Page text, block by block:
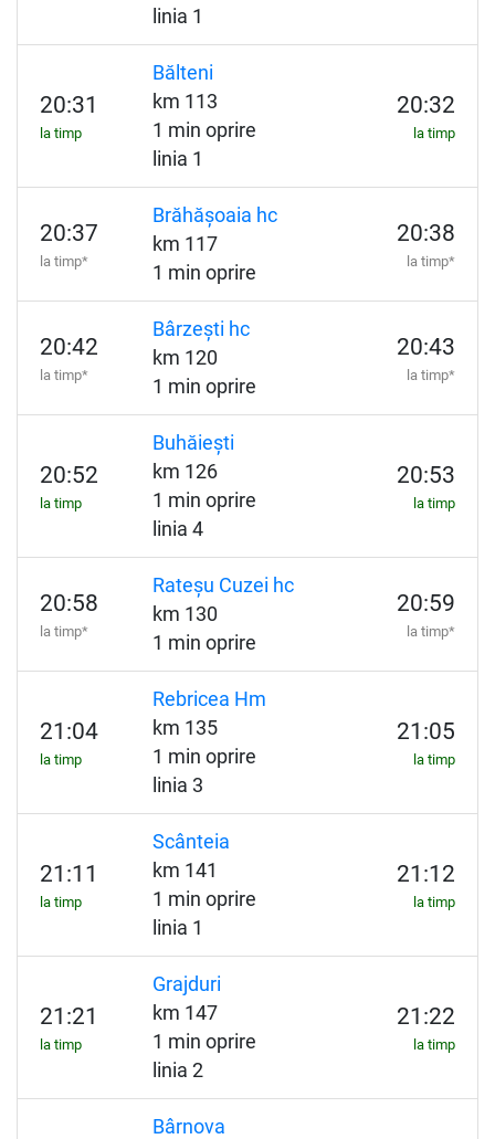
linia 1
20:31
la timp
Bălteni
km 113
1 min oprire
linia 1
20:32
la timp
20:37
la timp*
Brăhășoaia hc
km 117
1 min oprire
20:38
la timp*
20:42
la timp*
Bârzești hc
km 120
1 min oprire
20:43
la timp*
20:52
la timp
Buhăiești
km 126
1 min oprire
linia 4
20:53
la timp
20:58
la timp*
Rateșu Cuzei hc
km 130
1 min oprire
20:59
la timp*
21:04
la timp
Rebricea Hm
km 135
1 min oprire
linia 3
21:05
la timp
21:11
la timp
Scânteia
km 141
1 min oprire
linia 1
21:12
la timp
21:21
la timp
Grajduri
km 147
1 min oprire
linia 2
21:22
la timp
Bârnova